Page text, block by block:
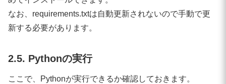
なお、requirements.txtは自動更新されないので手動で更
新する必要があります。
2.5. Pythonの実行
ここで、Pythonが実行できるか確認しておきます。